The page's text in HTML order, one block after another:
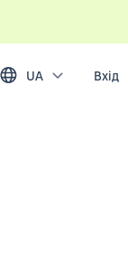
UA Вхід